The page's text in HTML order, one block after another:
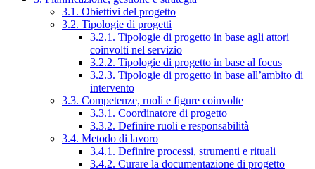
3.1. Obiettivi del progetto
3.2. Tipologie di progetti
3.2.1. Tipologie di progetto in base agli attori
coinvolti nel servizio
3.2.2. Tipologie di progetto in base al focus
3.2.3. Tipologie di progetto in base all’ambito di
intervento
3.3. Competenze, ruoli e figure coinvolte
3.3.1. Coordinatore di progetto
3.3.2. Definire ruoli e responsabilità
3.4. Metodo di lavoro
3.4.1. Definire processi, strumenti e rituali
3.4.2. Curare la documentazione di progetto